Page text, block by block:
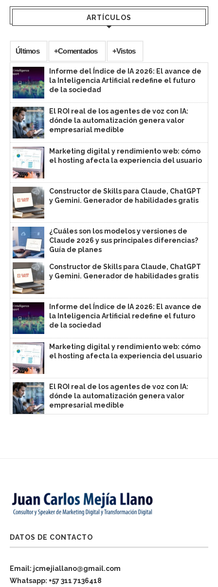
ARTÍCULOS
Últimos +Comentados +Vistos
Informe del Índice de IA 2026: El avance de
la Inteligencia Artificial redefine el futuro
de la sociedad
El ROI real de los agentes de voz con IA:
dónde la automatización genera valor
empresarial medible
Marketing digital y rendimiento web: cómo
el hosting afecta la experiencia del usuario
Constructor de Skills para Claude, ChatGPT
y Gemini. Generador de habilidades gratis
¿Cuáles son los modelos y versiones de
Claude 2026 y sus principales diferencias?
Guía de planes
Constructor de Skills para Claude, ChatGPT
y Gemini. Generador de habilidades gratis
Informe del Índice de IA 2026: El avance de
la Inteligencia Artificial redefine el futuro
de la sociedad
Marketing digital y rendimiento web: cómo
el hosting afecta la experiencia del usuario
El ROI real de los agentes de voz con IA:
dónde la automatización genera valor
empresarial medible
DATOS DE CONTACTO
Email: jcmejiallano@gmail.com
Whatsapp: +57 311 7136418